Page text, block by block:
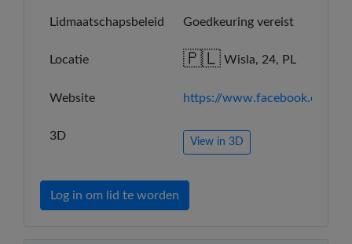
Lidmaatschapsbeleid Goedkeuring vereist
Locatie 🇵🇱 Wisla, 24, PL
Website https://www.facebook.com/
3D View in 3D
Log in om lid te worden